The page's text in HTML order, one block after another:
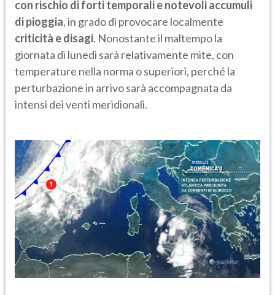
con rischio di forti temporali e notevoli accumuli
di pioggia, in grado di provocare localmente
criticità e disagi. Nonostante il maltempo la
giornata di lunedì sarà relativamente mite, con
temperature nella norma o superiori, perché la
perturbazione in arrivo sarà accompagnata da
intensi dei venti meridionali.